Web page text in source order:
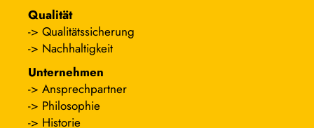
Qualität
Qualitätssicherung
Nachhaltigkeit
Unternehmen
Ansprechpartner
Philosophie
Historie